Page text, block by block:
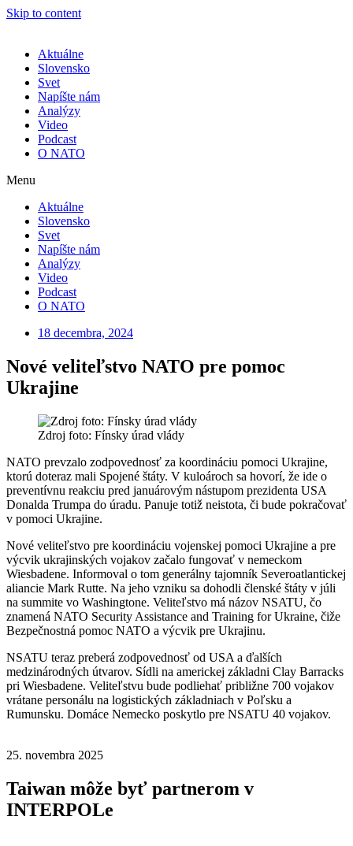
Skip to content
Aktuálne
Slovensko
Svet
Napíšte nám
Analýzy
Video
Podcast
O NATO
Menu
Aktuálne
Slovensko
Svet
Napíšte nám
Analýzy
Video
Podcast
O NATO
18 decembra, 2024
Nové veliteľstvo NATO pre pomoc
Ukrajine
Zdroj foto: Fínsky úrad vlády
NATO prevzalo zodpovednosť za koordináciu pomoci Ukrajine,
ktorú doteraz mali Spojené štáty. V kuloároch sa hovorí, že ide o
preventívnu reakciu pred januárovým nástupom prezidenta USA
Donalda Trumpa do úradu. Panuje totiž neistota, či bude pokračovať
v pomoci Ukrajine.
Nové veliteľstvo pre koordináciu vojenskej pomoci Ukrajine a pre
výcvik ukrajinských vojakov začalo fungovať v nemeckom
Wiesbadene. Informoval o tom generálny tajomník Severoatlantickej
aliancie Mark Rutte. Na jeho vzniku sa dohodli členské štáty v júli
na summite vo Washingtone. Veliteľstvo má názov NSATU, čo
znamená NATO Security Assistance and Training for Ukraine, čiže
Bezpečnostná pomoc NATO a výcvik pre Ukrajinu.
NSATU teraz preberá zodpovednosť od USA a ďalších
medzinárodných útvarov. Sídli na americkej základni Clay Barracks
pri Wiesbadene. Veliteľstvu bude podliehať približne 700 vojakov
vrátane personálu na logistických základniach v Poľsku a
Rumunsku. Domáce Nemecko poskytlo pre NSATU 40 vojakov.
25. novembra 2025
Taiwan môže byť partnerom v
INTERPOLe